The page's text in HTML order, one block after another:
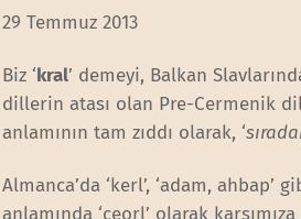
29 Temmuz 2013
Biz ‘kral’ demeyi, Balkan
dillerin atası olan Pre-Cermenik
anlamının tam zıddı olarak, ‘
Almanca’da ‘kerl’, ‘adam,
anlamında ‘ceorl’ olarak